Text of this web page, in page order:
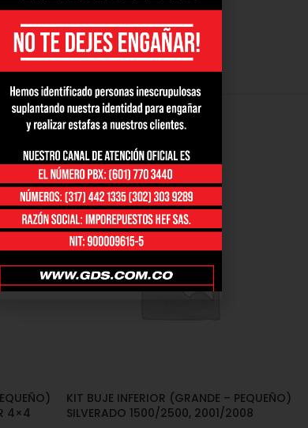
4×4
KIT BUJE INFERIOR (GRANDE – PEQUEÑO)
SILVERADO 1500/2500, 2001/2008